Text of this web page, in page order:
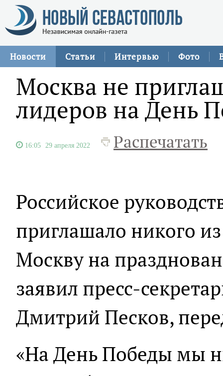
Новости Статьи Интервью Фото
Москва не
лидеров на День
16:05 29 апреля 2022 Распечатать
Российское
приглашало никого
Москву на
заявил пресс-
Дмитрий Песков,
«На День Победы мы